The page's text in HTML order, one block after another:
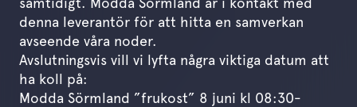
denna leverantör för att hitta en samverkan
avseende våra noder.
Avslutningsvis vill vi lyfta några viktiga datum att
ha koll på:
Modda Sörmland ”frukost” 8 juni kl 08:30-